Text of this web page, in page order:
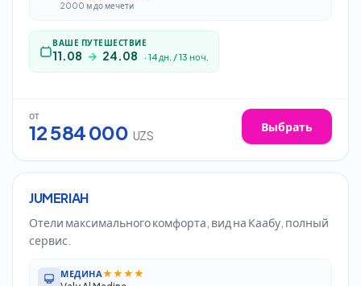
2000 м до мечети
ВАШЕ ПУТЕШЕСТВИЕ
11.08 → 24.08 · 14 дн. /13 ноч.
от
12 584 000 UZS
Выбрать
JUMERIAH
Отели максимального комфорта, вид на Каабу, полный
сервис.
МЕДИНА★★★★